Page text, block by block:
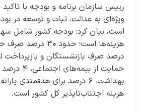
رییس سازمان برنامه و بودجه با
است، بیان کرد: بودجه کشور شامل
حمایت از
هزینه اجتناب‌ناپذیر کل کشور است.